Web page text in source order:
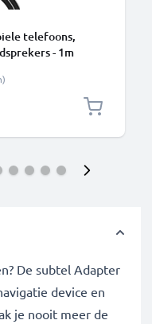
telefoons,
- 1m
De subtel Adapter
device en
je nooit meer de